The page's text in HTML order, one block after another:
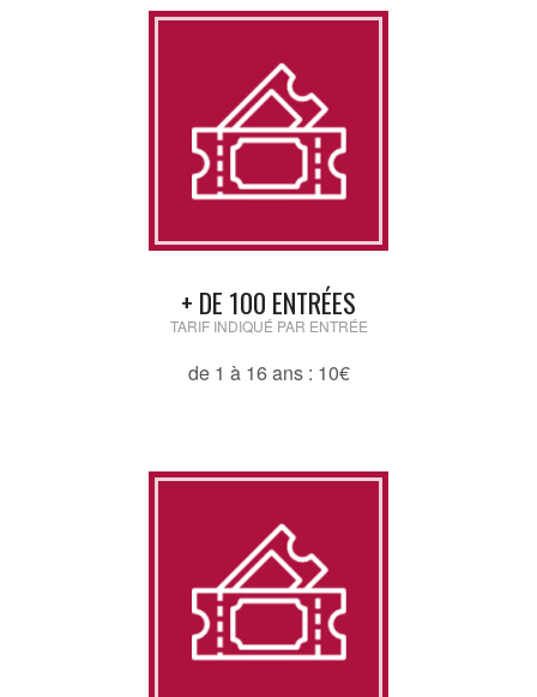
+ DE 100 ENTRÉES
TARIF INDIQUÉ PAR ENTRÉE
de 1 à 16 ans : 10€